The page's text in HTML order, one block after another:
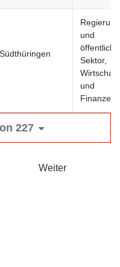
Regierung
und
Sektor,
Wirtschaft
und
Finanzen
227
Weiter